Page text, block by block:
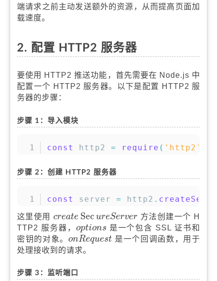
端请求之前主动发送额外的资源，从而提高页面加
载速度。
2. 配置 HTTP2 服务器
要使用 HTTP2 推送功能，首先需要在 Node.js 中
配置一个 HTTP2 服务器。以下是配置 HTTP2 服
务器的步骤：
步骤 1：导入模块
const http2 = require ( 'http2'
复制
步骤 2：创建 HTTP2 服务器
const server = http2 . 复制
这里使用create Sec ureServer
c
re
a
te
Sec
u
re
S
e
rv
e
r
方法创建一个 H
TTP2 服务器， options
o
p
tio
n
s
是一个包含 SSL 证书和
密钥的对象。onRequest
o
n
R
e
q
u
e
s
t
是一个回调函数，用于
处理接收到的请求。
步骤 3：监听端口